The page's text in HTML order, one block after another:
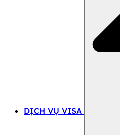
DỊCH VỤ VISA